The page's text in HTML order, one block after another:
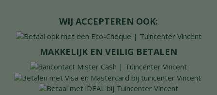
WIJ ACCEPTEREN OOK:
MAKKELIJK EN VEILIG BETALEN